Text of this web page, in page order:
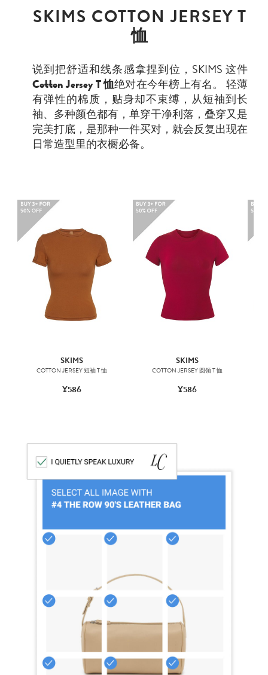
SKIMS COTTON JERSEY T
恤
说到把舒适和线条感拿捏到位，SKIMS 这件
Cotton Jersey T 恤绝对在今年榜上有名。 轻薄
有弹性的棉质，贴身却不束缚，从短袖到长
袖、多种颜色都有，单穿干净利落，叠穿又是
完美打底，是那种一件买对，就会反复出现在
日常造型里的衣橱必备。
SKIMS
COTTON JERSEY 短袖 T 恤
¥586
SKIMS
COTTON JERSEY 圆领 T 恤
¥586